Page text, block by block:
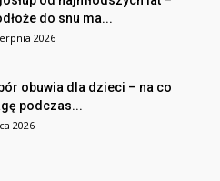
do snu ma...
2026
obuwia dla dzieci – na co
podczas...
2026